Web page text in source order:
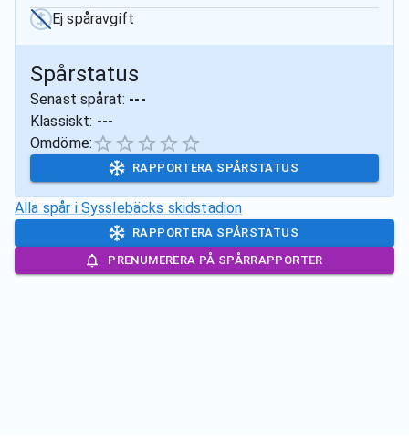
Ej spåravgift
Spårstatus
Senast spårat: ---
Klassiskt: ---
Omdöme:
RAPPORTERA SPÅRSTATUS
Alla spår i Sysslebäcks skidstadion
RAPPORTERA SPÅRSTATUS
PRENUMERERA PÅ SPÅRRAPPORTER